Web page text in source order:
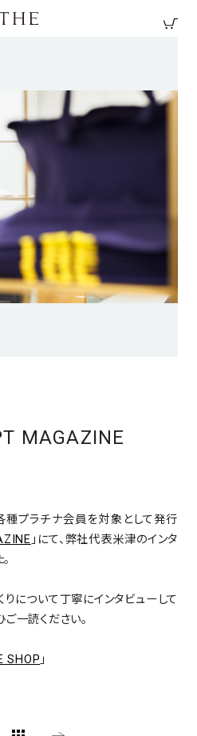
MAGAZINE
種プラチナ会員を対象として発行
」にて、弊社代表米津のインタ
について丁寧にインタビューして
一読ください。
SHOP 」